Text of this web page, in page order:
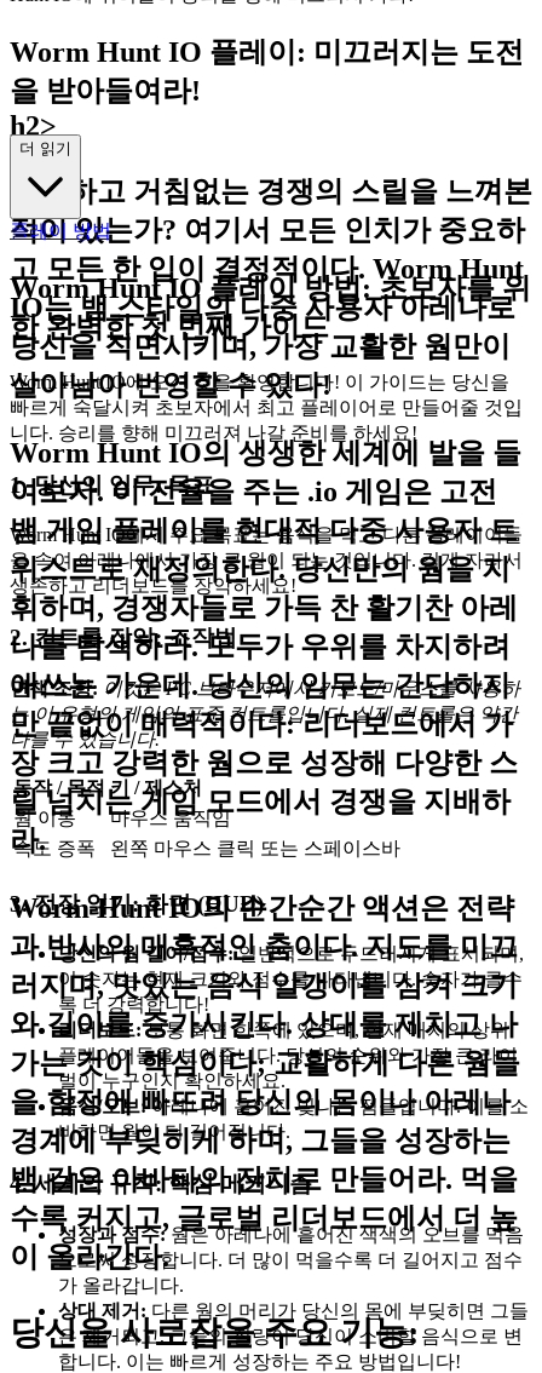
Worm Hunt IO 플레이: 미끄러지는 도전
을 받아들여라!
h2>
순수하고 거침없는 경쟁의 스릴을 느껴본
적이 있는가? 여기서 모든 인치가 중요하
고 모든 한 입이 결정적이다. Worm Hunt
IO는 뱀 스타일의 다중 사용자 아레나로
당신을 직면시키며, 가장 교활한 웜만이
살아남아 번영할 수 있다!
Worm Hunt IO의 생생한 세계에 발을 들
여보자. 이 전율을 주는 .io 게임은 고전
뱀 게임 플레이를 현대적 다중 사용자 트
위스트로 재정의한다. 당신만의 웜을 지
휘하며, 경쟁자들로 가득 찬 활기찬 아레
나를 탐색하라. 모두가 우위를 차지하려
애쓰는 가운데. 당신의 임무는 간단하지
만 끝없이 매력적이다: 리더보드에서 가
장 크고 강력한 웜으로 성장해 다양한 스
릴 넘치는 게임 모드에서 경쟁을 지배하
라.
Worm Hunt IO의 순간순간 액션은 전략
과 반사의 매혹적인 춤이다. 지도를 미끄
러지며, 맛있는 음식 알갱이를 삼켜 크기
와 길이를 증가시킨다. 상대를 제치고 나
가는 것이 핵심이다; 교활하게 다른 웜들
을 함정에 빠뜨려 당신의 몸이나 아레나
경계에 부딪히게 하며, 그들을 성장하는
뱀 같은 아바타의 잔치로 만들어라. 먹을
수록 커지고, 글로벌 리더보드에서 더 높
이 올라간다.
당신을 사로잡을 주요 기능:
더 읽기
플레이 방법
Worm Hunt IO 플레이 방법: 초보자를 위
한 완벽한 첫 번째 가이드
Worm Hunt IO에 오신 것을 환영합니다! 이 가이드는 당신을
빠르게 숙달시켜 초보자에서 최고 플레이어로 만들어줄 것입
니다. 승리를 향해 미끄러져 나갈 준비를 하세요!
1. 당신의 임무: 목표
Worm Hunt IO에서 주요 목표는 음식을 먹고 다른 플레이어들
을 속여 아레나에서 가장 큰 웜이 되는 것입니다. 길게 자라서
생존하고 리더보드를 장악하세요!
2. 컨트롤 장악: 조작법
면책 조항: 이것은 PC 브라우저에서 키보드/마우스를 사용하
는 이 유형의 게임의 표준 컨트롤입니다. 실제 컨트롤은 약간
다를 수 있습니다.
동작 / 목적 키 / 제스처
웜 이동
마우스 움직임
속도 증폭
왼쪽 마우스 클릭 또는 스페이스바
3. 전장 읽기: 화면 (HUD)
당신의 웜 길이/점수:일반적으로 두드러지게 표시되며,
이 숫자는 현재 크기와 점수를 나타냅니다. 숫자가 클수
록 더 강력합니다!
리더보드:보통 화면 한쪽에 있으며, 현재 매치의 상위
플레이어들을 보여줍니다. 당신의 순위와 가장 큰 라이
벌이 누구인지 확인하세요.
음식/오브:아레나에 흩어진 빛나는 점들입니다. 이를 소
비하면 웜이 더 길어집니다.
4. 세계의 규칙: 핵심 메커니즘
성장과 점수:웜은 아레나에 흩어진 색색의 오브를 먹음
으로써 성장합니다. 더 많이 먹을수록 더 길어지고 점수
가 올라갑니다.
상대 제거: 다른 웜의 머리가 당신의 몸에 부딪히면 그들
은 제거되고, 그들의 질량이 당신이 소비할 음식으로 변
합니다. 이는 빠르게 성장하는 주요 방법입니다!